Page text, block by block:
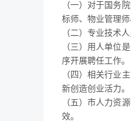
（一）对于国务
标师、物业管理
（二）专业技术
（三）用人单位
序开展聘任工作。
（四）相关行业
新创造创业活力。
（五）市人力资
效。